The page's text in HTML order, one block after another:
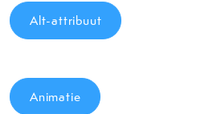
Alt-attribuut
Animatie